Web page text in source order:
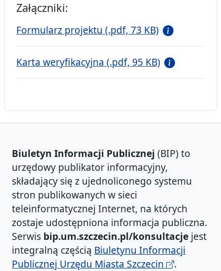
Załączniki:
Formularz projektu (.pdf, 73 KB)
Karta weryfikacyjna (.pdf, 95 KB)
Biuletyn Informacji Publicznej (BIP) to
urzędowy publikator informacyjny,
składający się z ujednoliconego systemu
stron publikowanych w sieci
teleinformatycznej Internet, na których
zostaje udostępniona informacja publiczna.
Serwis bip.um.szczecin.pl/konsultacje jest
integralną częścią Biuletynu Informacji
Publicznej Urzędu Miasta Szczecin
.